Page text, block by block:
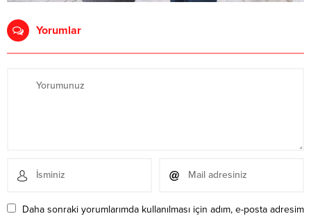
Yorumlar
Daha sonraki yorumlarımda kullanılması için adım, e-posta adresim